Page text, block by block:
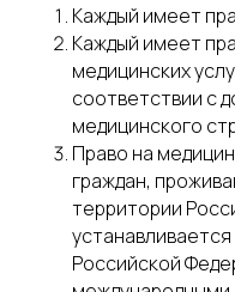
Каждый имеет
Каждый имеет
медицинских
соответствии с
медицинского
Право на
граждан,
территории
Российской